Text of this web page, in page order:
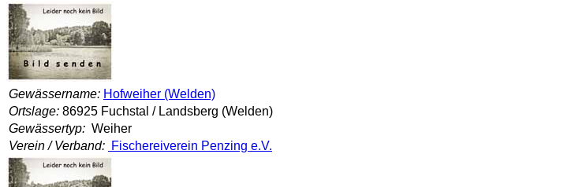
Gewässername: Hofweiher (Welden)
Ortslage: 86925 Fuchstal / Landsberg (Welden)
Gewässertyp: Weiher
Verein / Verband: Fischereiverein Penzing e.V.